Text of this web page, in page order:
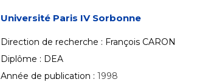
Université Paris IV Sorbonne
Direction de recherche : François CARON
Diplôme : DEA
Année de publication : 1998